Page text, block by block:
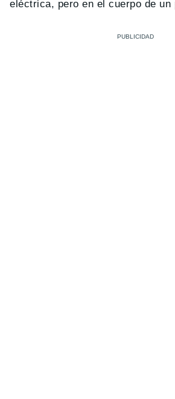
eléctrica, pero en el cuerpo de un